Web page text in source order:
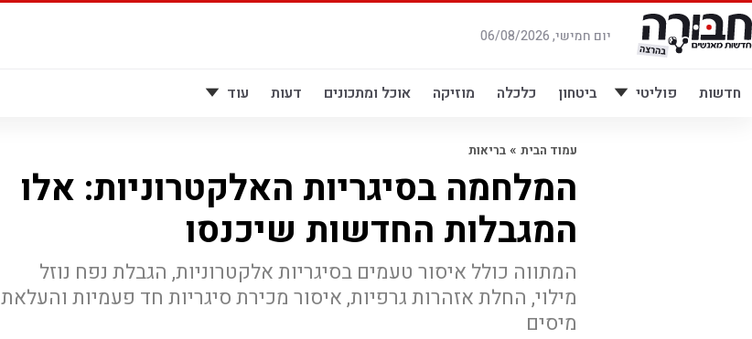
דלג
לתוכן
יום חמישי, 06/08/2026
חדשות פוליטי ביטחון כלכלה מוזיקה אוכל ומתכונים דעות עוד
עמוד הבית » בריאות
המלחמה בסיגריות האלקטרוניות: אלו
המגבלות החדשות שיכנסו
המתווה כולל איסור טעמים בסיגריות אלקטרוניות, הגבלת נפח נוזל
מילוי, החלת אזהרות גרפיות, איסור מכירת סיגריות חד פעמיות והעלאת
מיסים